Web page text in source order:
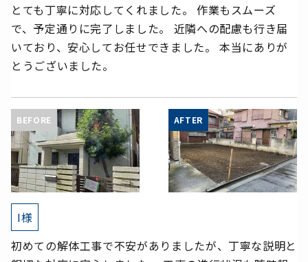
とても丁寧に対応してくれました。 作業もスムーズ
で、予定通りに完了しました。 近隣への配慮も行き届
いており、安心してお任せできました。 本当にありが
とうございました。
I様
初めての解体工事で不安がありましたが、丁寧な説明と